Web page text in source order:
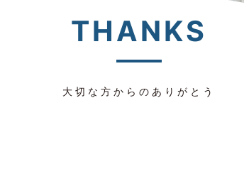
THANKS
大切な方からのありがとう